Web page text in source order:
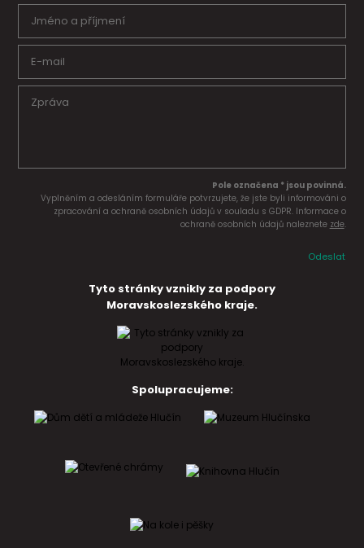
Pole označena * jsou povinná.
Vyplněním a odesláním formuláře potvrzujete, že jste byli informováni o
zpracování a ochraně osobních údajů v souladu s GDPR. Informace o
ochraně osobních údajů naleznete zde.
Odeslat
Tyto stránky vznikly za podpory
Moravskoslezského kraje.
Spolupracujeme: